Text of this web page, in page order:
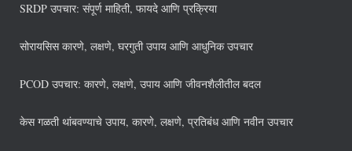
SRDP उपचार: संपूर्ण माहिती, फायदे आणि प्रक्रिया
सोरायसिस कारणे, लक्षणे, घरगुती उपाय आणि आधुनिक उपचार
PCOD उपचार: कारणे, लक्षणे, उपाय आणि जीवनशैलीतील बदल
केस गळती थांबवण्याचे उपाय, कारणे, लक्षणे, प्रतिबंध आणि नवीन उपचार